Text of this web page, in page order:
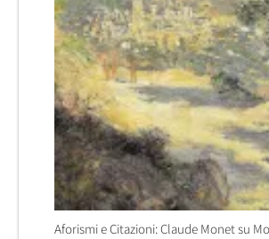
Aforismi e Citazioni: Claude Monet su